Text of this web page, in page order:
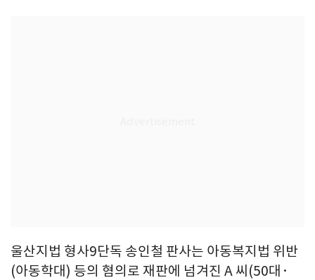
울산지법 형사9단독 송인철 판사는 아동복지법 위반
(아동학대) 등의 혐의로 재판에 넘겨진 A 씨(50대·